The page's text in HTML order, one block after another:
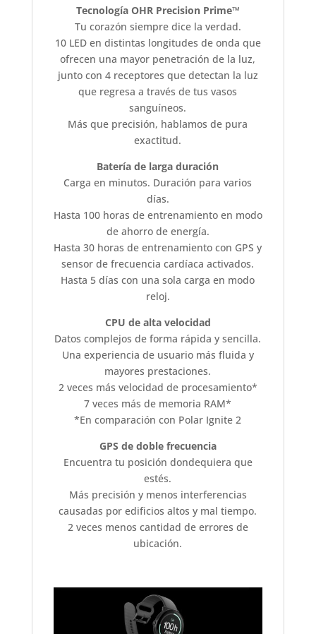
Tecnología OHR Precision Prime™
Tu corazón siempre dice la verdad.
10 LED en distintas longitudes de onda que
ofrecen una mayor penetración de la luz,
junto con 4 receptores que detectan la luz
que regresa a través de tus vasos
sanguíneos.
Más que precisión, hablamos de pura
exactitud.
Batería de larga duración
Carga en minutos. Duración para varios
días.
Hasta 100 horas de entrenamiento en modo
de ahorro de energía.
Hasta 30 horas de entrenamiento con GPS y
sensor de frecuencia cardíaca activados.
Hasta 5 días con una sola carga en modo
reloj.
CPU de alta velocidad
Datos complejos de forma rápida y sencilla.
Una experiencia de usuario más fluida y
mayores prestaciones.
2 veces más velocidad de procesamiento*
7 veces más de memoria RAM*
*En comparación con Polar Ignite 2
GPS de doble frecuencia
Encuentra tu posición dondequiera que
estés.
Más precisión y menos interferencias
causadas por edificios altos y mal tiempo.
2 veces menos cantidad de errores de
ubicación.